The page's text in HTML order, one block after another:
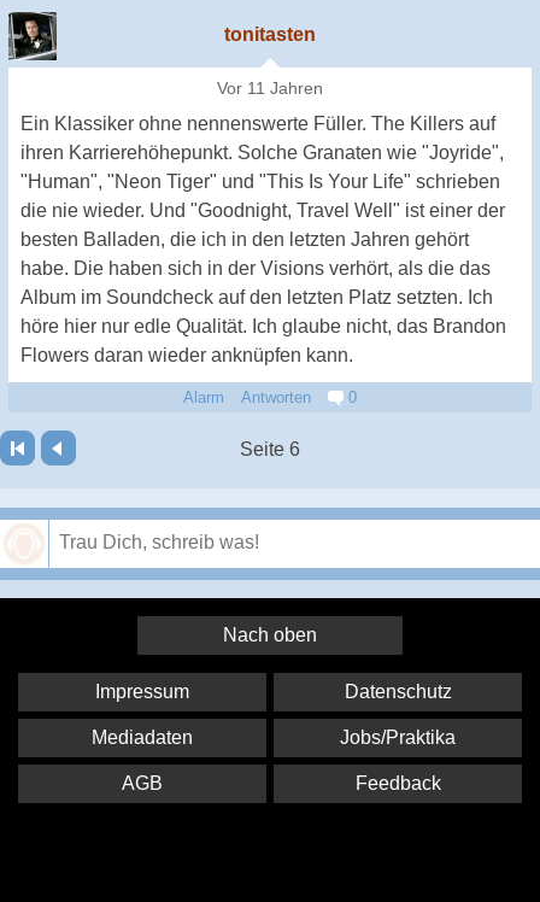
tonitasten
Vor 11 Jahren
Ein Klassiker ohne nennenswerte Füller. The Killers auf
ihren Karrierehöhepunkt. Solche Granaten wie "Joyride",
"Human", "Neon Tiger" und "This Is Your Life" schrieben
die nie wieder. Und "Goodnight, Travel Well" ist einer der
besten Balladen, die ich in den letzten Jahren gehört
habe. Die haben sich in der Visions verhört, als die das
Album im Soundcheck auf den letzten Platz setzten. Ich
höre hier nur edle Qualität. Ich glaube nicht, das Brandon
Flowers daran wieder anknüpfen kann.
Alarm Antworten 0
Seite 6
Nach oben
Impressum Datenschutz
Mediadaten Jobs/Praktika
AGB Feedback